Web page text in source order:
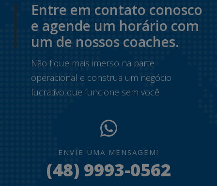
Entre em contato conosco
e agende um horário com
um de nossos coaches.
Não fique mais imerso na parte
operacional e construa um negócio
lucrativo que funcione sem você.
ENVIE UMA MENSAGEM!
(48) 9993-0562